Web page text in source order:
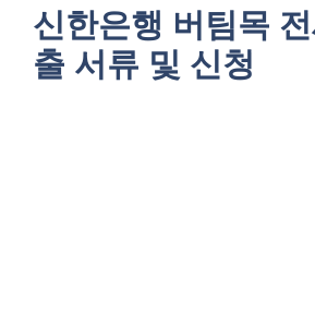
신한은행 버팀목
출 서류 및 신청